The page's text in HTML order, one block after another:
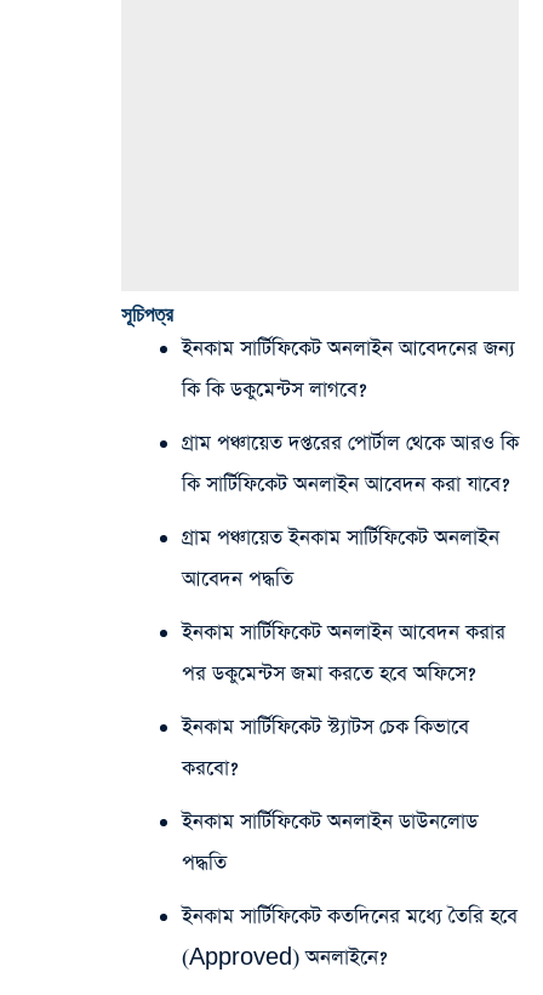
সূচিপত্র
ইনকাম সার্টিফিকেট অনলাইন আবেদনের জন্য
কি কি ডকুমেন্টস লাগবে?
গ্রাম পঞ্চায়েত দপ্তরের পোর্টাল থেকে আরও কি
কি সার্টিফিকেট অনলাইন আবেদন করা যাবে?
গ্রাম পঞ্চায়েত ইনকাম সার্টিফিকেট অনলাইন
আবেদন পদ্ধতি
ইনকাম সার্টিফিকেট অনলাইন আবেদন করার
পর ডকুমেন্টস জমা করতে হবে অফিসে?
ইনকাম সার্টিফিকেট স্ট্যাটস চেক কিভাবে
করবো?
ইনকাম সার্টিফিকেট অনলাইন ডাউনলোড
পদ্ধতি
ইনকাম সার্টিফিকেট কতদিনের মধ্যে তৈরি হবে
(Approved) অনলাইনে?